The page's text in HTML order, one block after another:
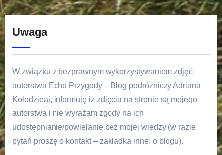
Uwaga
W związku z bezprawnym wykorzystywaniem zdjęć
autorstwa Echo Przygody – Blog podróżniczy Adriana
Kołodzieaj, informuję iż zdjęcia na stronie są mojego
autorstwa i nie wyrażam zgody na ich
udostępnianie/powielanie bez mojej wiedzy (w razie
pytań proszę o kontakt – zakładka inne: o blogu).